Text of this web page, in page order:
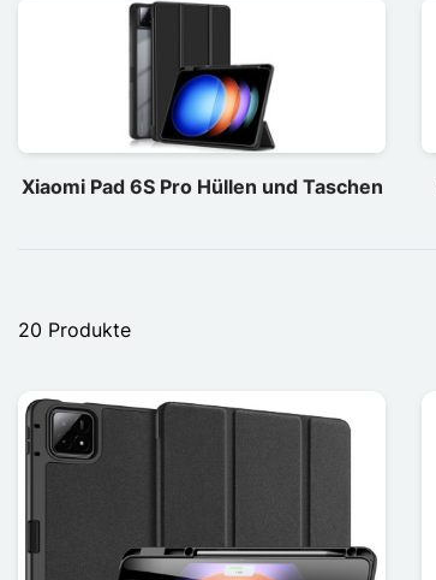
Xiaomi Pad 6S Pro Hüllen und Taschen
20 Produkte